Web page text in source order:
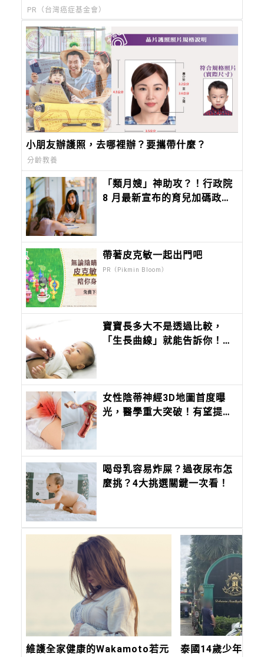
PR（台灣癌症基金會）
小朋友辦護照，去哪裡辦？要攜帶什麼？
分齡教養
「類月嫂」神助攻？！行政院
8 月最新宣布的育兒加碼政策
帶著皮克敏一起出門吧
PR（Pikmin Bloom）
寶寶長多大不是透過比較，
「生長曲線」就能告訴你！落
女性陰蒂神經3D地圖首度曝
光，醫學重大突破！有望提升
喝母乳容易炸屎？過夜尿布怎
麼挑？4大挑選關鍵一次看！
維護全家健康的Wakamoto若元
泰國14歲少年校